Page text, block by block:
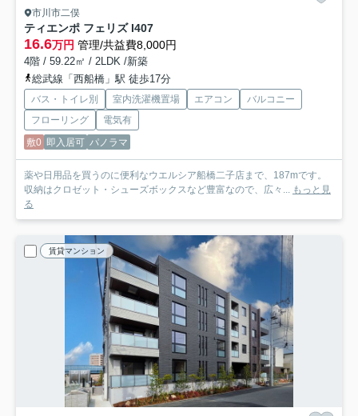
市川市二俣
ティエンポ フェリズ I407
16.6万円 管理/共益費8,000円
4階 / 59.22㎡ / 2LDK /新築
総武線「西船橋」駅 徒歩17分
バス・トイレ別 室内洗濯機置場 エアコン
バルコニー
フローリング
電気有
敷0 即入居可 パノラマ
薬や日用品を買うのに便利なウエルシア船橋二子店まで、187mです。
収納はクロゼット・シューズボックスなど豊富なので、広々... もっと見
る
賃貸マンション